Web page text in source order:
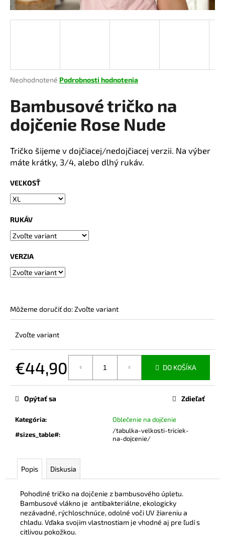
Priemerné
produktu
je
0,0
z
hviezdičiek.
Neohodnotené Podrobnosti hodnotenia
Bambusové tričko na
dojčenie Rose Nude
Tričko šijeme v dojčiacej/nedojčiacej verzii. Na výber
máte krátky, 3/4, alebo dlhý rukáv.
VEĽKOSŤ
RUKÁV
VERZIA
Môžeme doručiť do:Zvoľte variant
Zvoľte variant
€44,90 DO KOŠÍKA
Kategória:
Oblečenie na dojčenie
#sizes_table#:
/tabulka-velkosti-triciek-
na-dojcenie/
Opýtať sa Zdieľať
Popis Diskusia
Pohodlné tričko na dojčenie z bambusového úpletu.
Bambusové vlákno je antibakteriálne, ekologicky
nezávadné, rýchloschnúce, odolné voči UV žiareniu a
chladu. Vďaka svojim vlastnostiam je vhodné aj pre ľudí s
citlivou pokožkou.
á
O
p
o
r
ú
č
a
e
NA
€44,90